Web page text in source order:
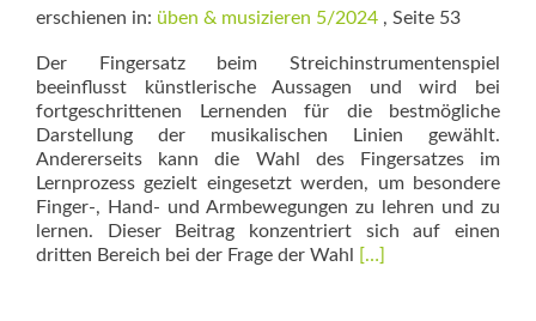
erschienen in: üben & musizieren 5/2024 , Seite 53
Der Fingersatz beim Streichinstrumentenspiel
beeinflusst künstlerische Aussagen und wird bei
fortgeschrittenen Lernenden für die bestmögliche
Darstellung der musikalischen Linien gewählt.
Andererseits kann die Wahl des Fingersatzes im
Lernprozess gezielt eingesetzt werden, um besondere
Finger-, Hand- und Armbewegungen zu lehren und zu
lernen. Dieser Beitrag konzentriert sich auf einen
dritten Bereich bei der Frage der Wahl
Read
[…]